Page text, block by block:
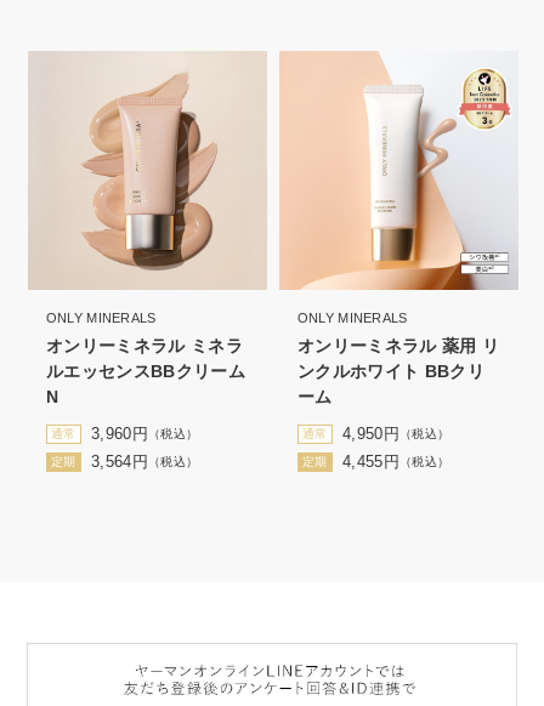
ONLY MINERALS
オンリーミネラル ミネラ
ルエッセンスBBクリーム
N
通常 3,960 円 （税込）
定期 3,564 円 （税込）
ONLY MINERALS
オンリーミネラル 薬用 リ
ンクルホワイト BBクリ
ーム
通常 4,950 円 （税込）
定期 4,455 円 （税込）